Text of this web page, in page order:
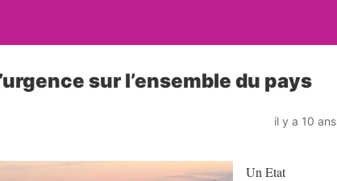
sur l’ensemble du pays
il y a 10 ans
Un Etat